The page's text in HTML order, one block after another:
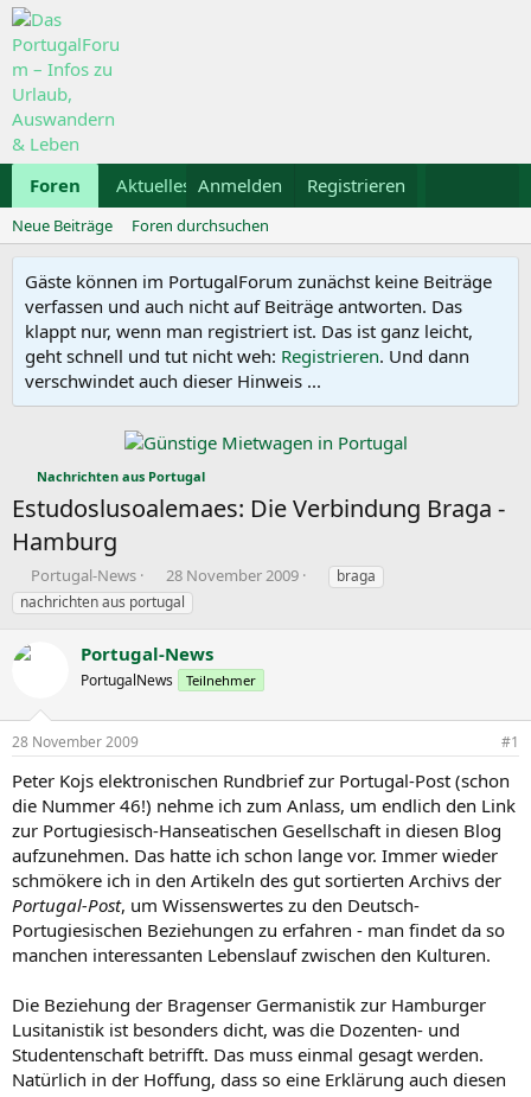
Foren Aktuelles Galerie Kalender
Anmelden Registrieren
Neue Beiträge Foren durchsuchen
Gäste können im PortugalForum zunächst keine Beiträge
verfassen und auch nicht auf Beiträge antworten. Das
klappt nur, wenn man registriert ist. Das ist ganz leicht,
geht schnell und tut nicht weh: Registrieren. Und dann
verschwindet auch dieser Hinweis ...
Nachrichten aus Portugal
Estudoslusoalemaes: Die Verbindung Braga -
Hamburg
E
r
s
e
e
r
Portugal-News
E
r
s
e
l
t
28 November 2009
S
o
e
braga
nachrichten aus portugal
Portugal-News
PortugalNews Teilnehmer
28 November 2009 #1
Peter Kojs elektronischen Rundbrief zur Portugal-Post (schon
die Nummer 46!) nehme ich zum Anlass, um endlich den Link
zur Portugiesisch-Hanseatischen Gesellschaft in diesen Blog
aufzunehmen. Das hatte ich schon lange vor. Immer wieder
schmökere ich in den Artikeln des gut sortierten Archivs der
Portugal-Post, um Wissenswertes zu den Deutsch-
Portugiesischen Beziehungen zu erfahren - man findet da so
manchen interessanten Lebenslauf zwischen den Kulturen.
Die Beziehung der Bragenser Germanistik zur Hamburger
Lusitanistik ist besonders dicht, was die Dozenten- und
Studentenschaft betrifft. Das muss einmal gesagt werden.
Natürlich in der Hoffung, dass so eine Erklärung auch diesen